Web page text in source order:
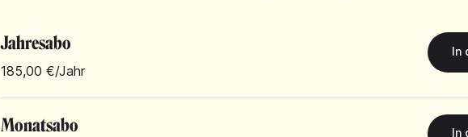
Jahresabo
185,00 €/Jahr
Monatsabo